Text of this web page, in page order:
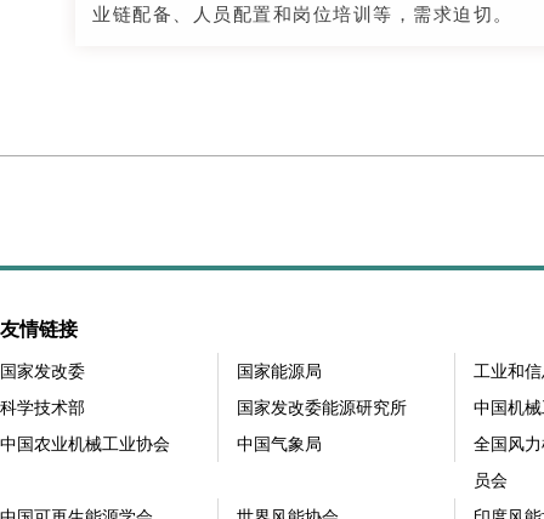
业链配备、人员配置和岗位培训等，需求迫切。
友情链接
国家发改委 国家能源局
工业和
科学技术部
国家发改委能源研究所
中国机
中国农业机械工业协会
中国气象局
全国风
员会